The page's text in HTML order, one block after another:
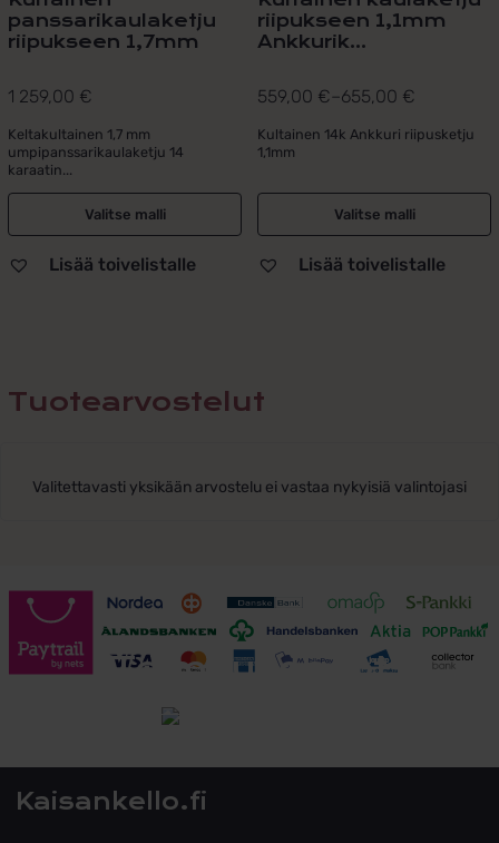
panssarikaulaketju
riipukseen 1,7mm
1 259,00 €
Keltakultainen 1,7 mm
umpipanssarikaulaketju 14
karaatin...
Valitse malli
Lisää toivelistalle
riipukseen 1,1mm
Ankkurik...
559,00 €–655,00 €
Hintaluokka:
559,00 €
-
655,00 €
Kultainen 14k Ankkuri riipusketju
1,1mm
Valitse malli
Lisää toivelistalle
Tuotearvostelut
Valitettavasti yksikään arvostelu ei vastaa nykyisiä valintojasi
Toimitusehdot
Kaisankello.fi